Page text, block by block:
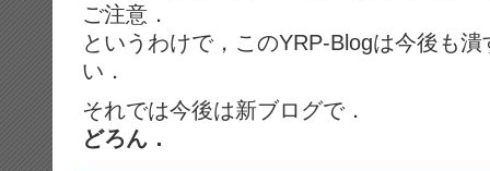
ご注意．
というわけで，このYRP-Blogは今後も
い．
それでは今後は新ブログで．
どろん．